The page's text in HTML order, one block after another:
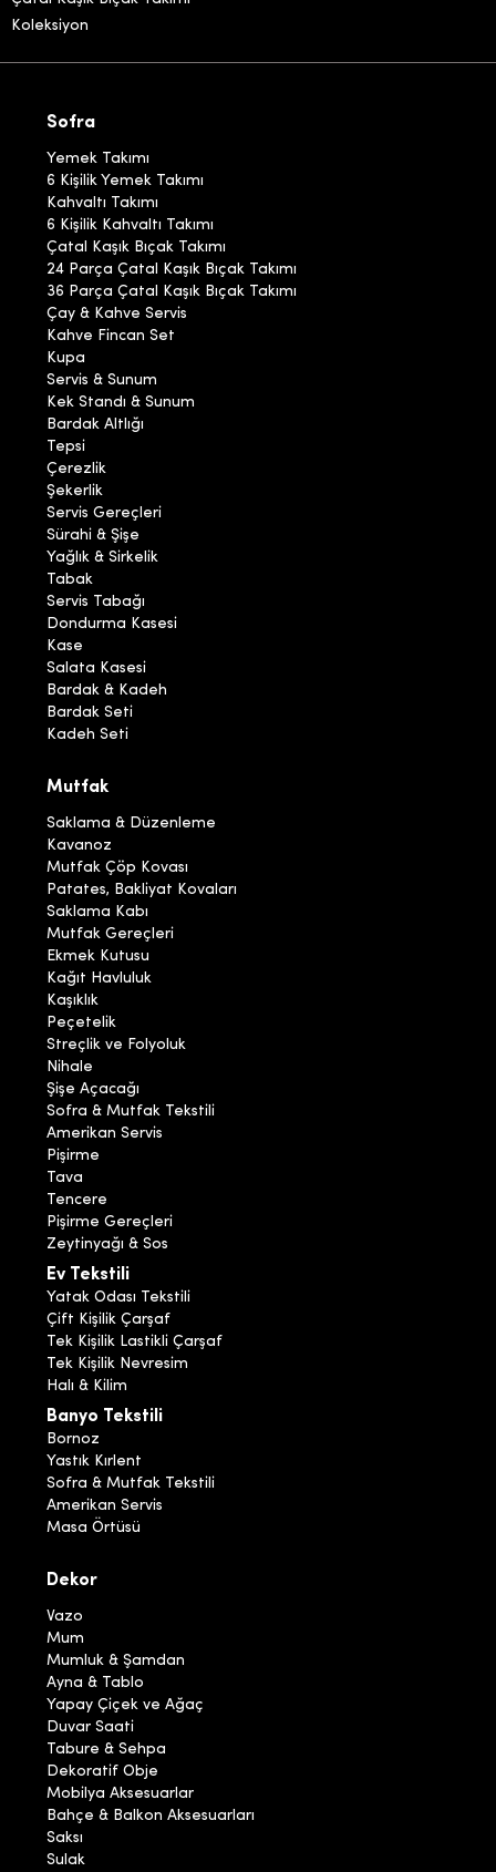
Koleksiyon
Sofra
Yemek Takımı
6 Kişilik Yemek Takımı
Kahvaltı Takımı
6 Kişilik Kahvaltı Takımı
Çatal Kaşık Bıçak Takımı
24 Parça Çatal Kaşık Bıçak Takımı
36 Parça Çatal Kaşık Bıçak Takımı
Çay & Kahve Servis
Kahve Fincan Set
Kupa
Servis & Sunum
Kek Standı & Sunum
Bardak Altlığı
Tepsi
Çerezlik
Şekerlik
Servis Gereçleri
Sürahi & Şişe
Yağlık & Sirkelik
Tabak
Servis Tabağı
Dondurma Kasesi
Kase
Salata Kasesi
Bardak & Kadeh
Bardak Seti
Kadeh Seti
Mutfak
Saklama & Düzenleme
Kavanoz
Mutfak Çöp Kovası
Patates, Bakliyat Kovaları
Saklama Kabı
Mutfak Gereçleri
Ekmek Kutusu
Kağıt Havluluk
Kaşıklık
Peçetelik
Streçlik ve Folyoluk
Nihale
Şişe Açacağı
Sofra & Mutfak Tekstili
Amerikan Servis
Pişirme
Tava
Tencere
Pişirme Gereçleri
Zeytinyağı & Sos
Ev Tekstili
Yatak Odası Tekstili
Çift Kişilik Çarşaf
Tek Kişilik Lastikli Çarşaf
Tek Kişilik Nevresim
Halı & Kilim
Banyo Tekstili
Bornoz
Yastık Kırlent
Sofra & Mutfak Tekstili
Amerikan Servis
Masa Örtüsü
Dekor
Vazo
Mum
Mumluk & Şamdan
Ayna & Tablo
Yapay Çiçek ve Ağaç
Duvar Saati
Tabure & Sehpa
Dekoratif Obje
Mobilya Aksesuarlar
Bahçe & Balkon Aksesuarları
Saksı
Sulak